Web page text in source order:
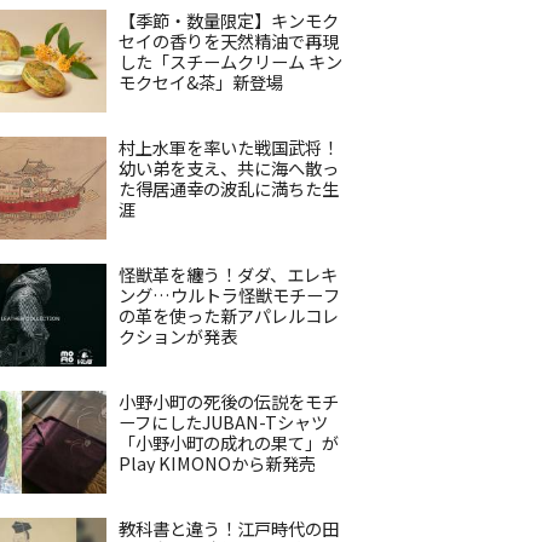
【季節・数量限定】キンモク
セイの香りを天然精油で再現
した「スチームクリーム キン
モクセイ&茶」新登場
村上水軍を率いた戦国武将！
幼い弟を支え、共に海へ散っ
た得居通幸の波乱に満ちた生
涯
怪獣革を纏う！ダダ、エレキ
ング…ウルトラ怪獣モチーフ
の革を使った新アパレルコレ
クションが発表
小野小町の死後の伝説をモチ
ーフにしたJUBAN-Tシャツ
「小野小町の成れの果て」が
Play KIMONOから新発売
教科書と違う！江戸時代の田